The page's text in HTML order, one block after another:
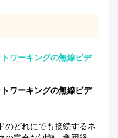
ワーキングの無線ビデ
ワーキングの無線ビデ
のどれにでも接続するネ